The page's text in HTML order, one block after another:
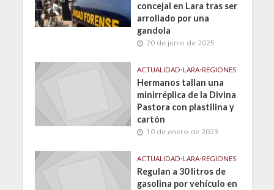
concejal en Lara tras ser
arrollado por una
gandola
20 de junio de 2025
ACTUALIDAD•LARA•REGIONES
Hermanos tallan una
minirréplica de la Divina
Pastora con plastilina y
cartón
10 de enero de 2023
ACTUALIDAD•LARA•REGIONES
Regulan a 30 litros de
gasolina por vehículo en